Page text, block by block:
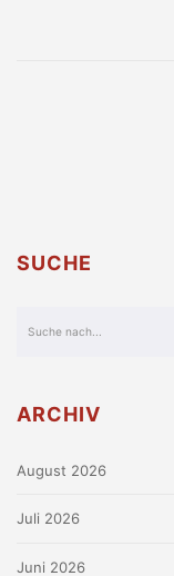
SUCHE
ARCHIV
August 2026
Juli 2026
Juni 2026